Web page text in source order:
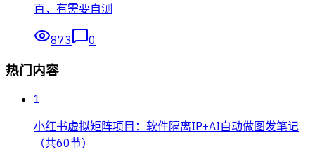
百，有需要自测
873 0
热门内容
1
小红书虚拟矩阵项目：软件隔离IP+AI自动做图发笔记
（共60节）